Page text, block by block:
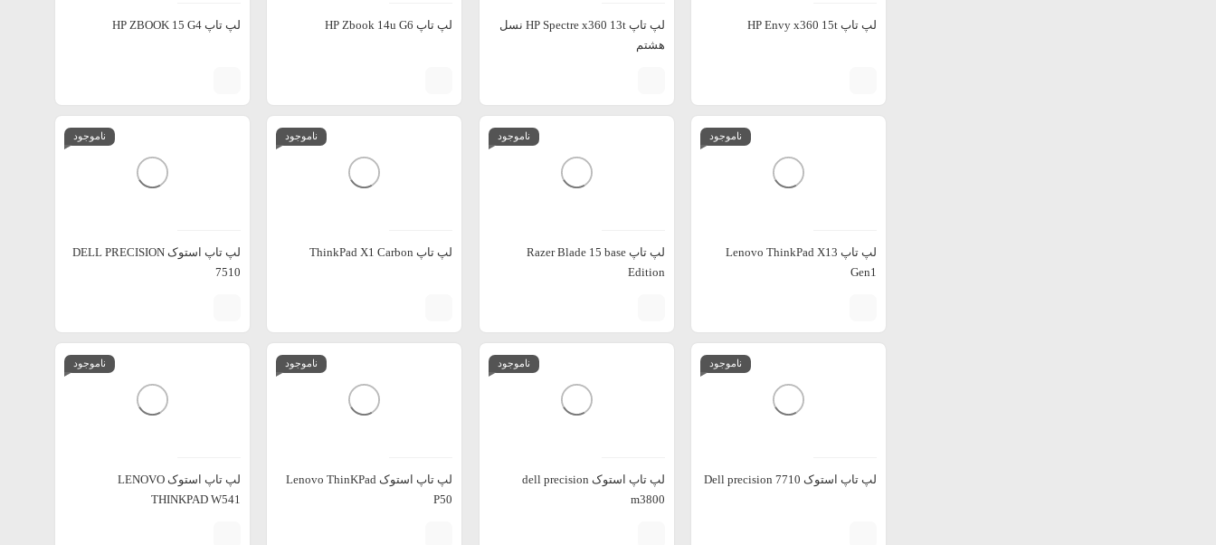
لپ تاپ HP Envy x360 15t
لپ تاپ HP Spectre x360 13t نسل
هشتم
لپ تاپ HP Zbook 14u G6 لپ تاپ HP ZBOOK 15 G4
ناموجود
لپ تاپ Lenovo ThinkPad X13
Gen1
ناموجود
لپ تاپ Razer Blade 15 base
Edition
ناموجود
لپ تاپ ThinkPad X1 Carbon
ناموجود
لپ تاپ استوک DELL PRECISION
7510
ناموجود
لپ تاپ استوک Dell precision 7710
ناموجود
لپ تاپ استوک dell precision
m3800
ناموجود
لپ تاپ استوک Lenovo ThinKPad
P50
ناموجود
لپ تاپ استوک LENOVO
THINKPAD W541